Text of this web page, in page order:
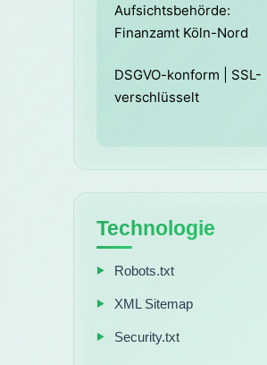
Aufsichtsbehörde:
Finanzamt Köln-Nord
DSGVO-konform | SSL-
verschlüsselt
Technologie
Robots.txt
XML Sitemap
Security.txt